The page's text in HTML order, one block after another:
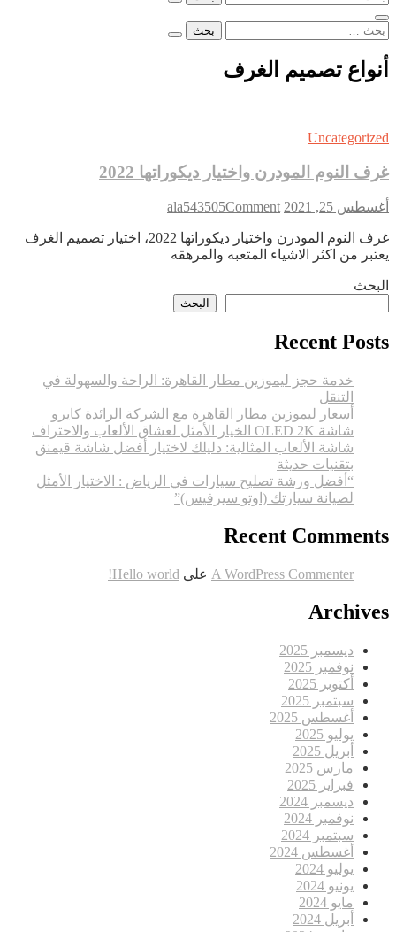
البحث
أنواع تصميم الغرف
Uncategorized
غرف النوم المودرن واختيار ديكوراتها 2022
أغسطس 25, 2021 ala543505Comment
on
النومغرف النوم المودرن واختيار ديكوراتها 2022، اختيار تصميم الغرف
يعتبر من اكثر الاشياء المتعبه والمرهقه
البحث
البحث
Recent Posts
خدمة حجز ليموزين مطار القاهرة: الراحة والسهولة في
التنقل
أسعار ليموزين مطار القاهرة مع الشركة الرائدة كايرو
شاشة OLED 2K الخيار الأمثل لعشاق الألعاب والاحتراف
شاشة الألعاب المثالية: دليلك لاختيار أفضل شاشة قيمنق
بتقنيات حديثة
“أفضل ورشة تصليح سيارات في الرياض : الاختيار الأمثل
لصيانة سيارتك (اوتو سيرفيس)”
Recent Comments
A WordPress Commenter على Hello world!
Archives
ديسمبر 2025
نوفمبر 2025
أكتوبر 2025
سبتمبر 2025
أغسطس 2025
يوليو 2025
أبريل 2025
مارس 2025
فبراير 2025
ديسمبر 2024
نوفمبر 2024
سبتمبر 2024
أغسطس 2024
يوليو 2024
يونيو 2024
مايو 2024
أبريل 2024